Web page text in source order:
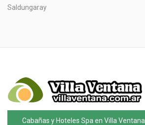
Saldungaray
Cabañas y Hoteles Spa en Villa Ventana